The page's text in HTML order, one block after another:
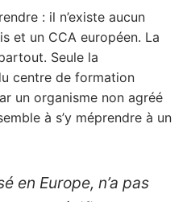
: il n’existe aucun
et un CCA européen. La
Seule la
centre de formation
un organisme non agréé
à s’y méprendre à un
en Europe, n’a pas